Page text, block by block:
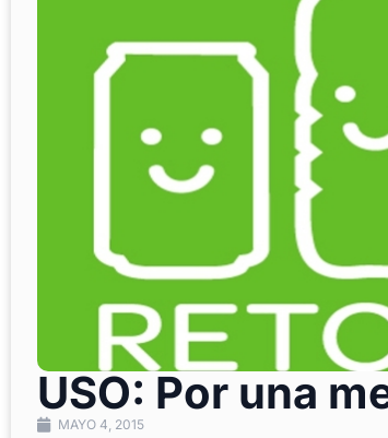
USO: Por una
MAYO 4, 2015